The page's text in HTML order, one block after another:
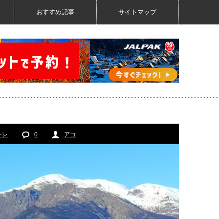
おすすめ記事 サイトマップ
レ 0 アコ